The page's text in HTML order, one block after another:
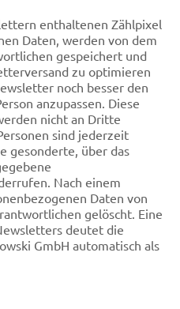
enthaltenen Zählpixel
Daten, werden von dem
gespeichert und
zu optimieren
noch besser den
anzupassen. Diese
nicht an Dritte
sind jederzeit
gesonderte, über das
Nach einem
Daten von
gelöscht. Eine
deutet die
GmbH automatisch als